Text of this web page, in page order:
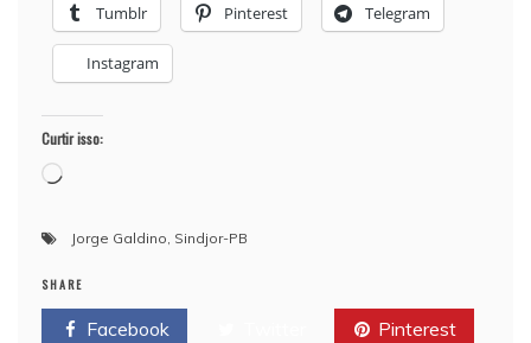
Tumblr Pinterest Telegram
Instagram
Curtir isso:
Carregando...
Jorge Galdino Sindjor-PB
SHARE
Facebook Pinterest